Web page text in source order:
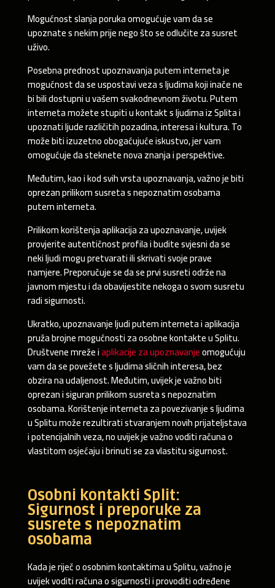
Mogućnost slanja poruka omogućuje vam da se
upoznate s nekim prije nego što se odlučite za susret
uživo.
Posebna prednost upoznavanja putem interneta je
mogućnost da se uspostavi veza s ljudima koji inače ne
bi bili dostupni u vašem svakodnevnom životu. Putem
interneta možete stupiti u kontakt s ljudima iz Splita i
upoznati ljude različitih pozadina, interesa i kultura. To
može biti izuzetno obogaćujuće iskustvo, jer vam
omogućuje da steknete nova znanja i perspektive.
Međutim, kao i kod svih vrsta upoznavanja, važno je biti
oprezan prilikom susreta s nepoznatim osobama
putem interneta.
Prilikom korištenja aplikacija za upoznavanje, uvijek
provjerite autentičnost profila i budite svjesni da se
neki ljudi mogu pretvarati ili skrivati svoje prave
namjere. Preporučuje se da se prvi susreti održe na
javnom mjestu i da obavijestite nekoga o svom susretu
radi sigurnosti.
Ukratko, upoznavanje ljudi putem interneta i aplikacija
pruža brojne mogućnosti za osobne kontakte u Splitu.
Društvene mreže iaplikacije za upoznavanjeomogućuju
vam da se povežete s ljudima sličnih interesa, bez
obzira na udaljenost. Međutim, uvijek je važno biti
oprezan i siguran prilikom susreta s nepoznatim
osobama. Korištenje interneta za povezivanje s ljudima
u Splitu može rezultirati stvaranjem novih prijateljstava
i potencijalnih veza, no uvijek je važno voditi računa o
vlastitom osjećaju i brinuti se za vlastitu sigurnost.
Osobni kontakti Split:
Sigurnost i preporuke za
susrete s nepoznatim
osobama
Kada je riječ o osobnim kontaktima u Splitu, važno je
uvijek voditi računa o sigurnosti i provoditi određene